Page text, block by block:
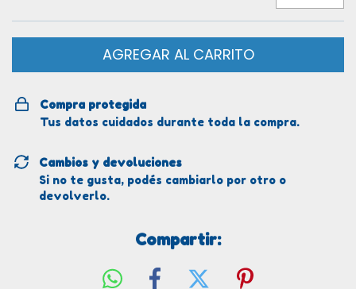
Compra protegida
Tus datos cuidados durante toda la compra.
Cambios y devoluciones
Si no te gusta, podés cambiarlo por otro o
devolverlo.
Compartir: